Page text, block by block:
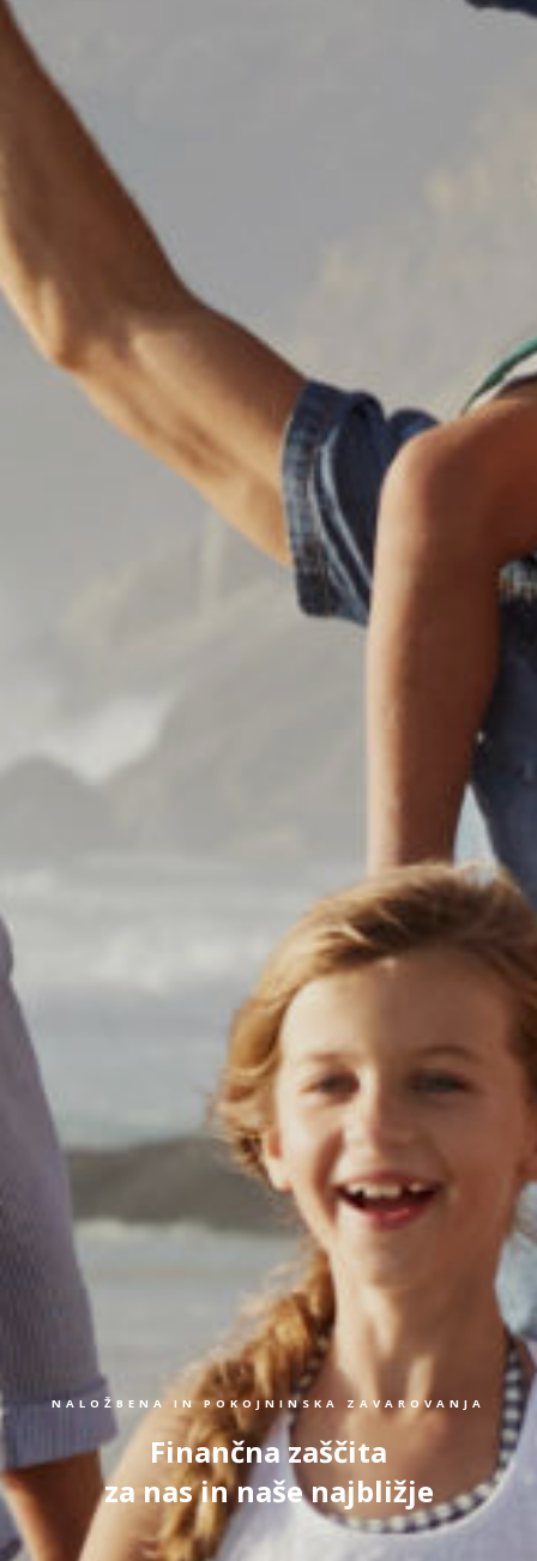
NALOŽBENA IN POKOJNINSKA ZAVAROVANJA
Finančna zaščita
za nas in naše najbližje